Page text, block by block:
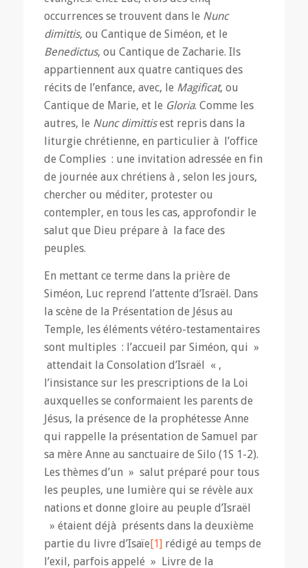
occurrences se trouvent dans le Nunc
dimittis, ou Cantique de Siméon, et le
Benedictus, ou Cantique de Zacharie. Ils
appartiennent aux quatre cantiques des
récits de l’enfance, avec, le Magificat, ou
Cantique de Marie, et le Gloria. Comme les
autres, le Nunc dimittisest repris dans la
liturgie chrétienne, en particulier à l’office
de Complies : une invitation adressée en fin
de journée aux chrétiens à , selon les jours,
chercher ou méditer, protester ou
contempler, en tous les cas, approfondir le
salut que Dieu prépare à la face des
peuples.
En mettant ce terme dans la prière de
Siméon, Luc reprend l’attente d’Israël. Dans
la scène de la Présentation de Jésus au
Temple, les éléments vétéro-testamentaires
sont multiples : l’accueil par Siméon, qui »
attendait la Consolation d’Israël « ,
l’insistance sur les prescriptions de la Loi
auxquelles se conformaient les parents de
Jésus, la présence de la prophétesse Anne
qui rappelle la présentation de Samuel par
sa mère Anne au sanctuaire de Silo (1S 1-2).
Les thèmes d’un » salut préparé pour tous
les peuples, une lumière qui se révèle aux
nations et donne gloire au peuple d’Israël
» étaient déjà présents dans la deuxième
partie du livre d’Isaïe[1]rédigé au temps de
l’exil, parfois appelé » Livre de la